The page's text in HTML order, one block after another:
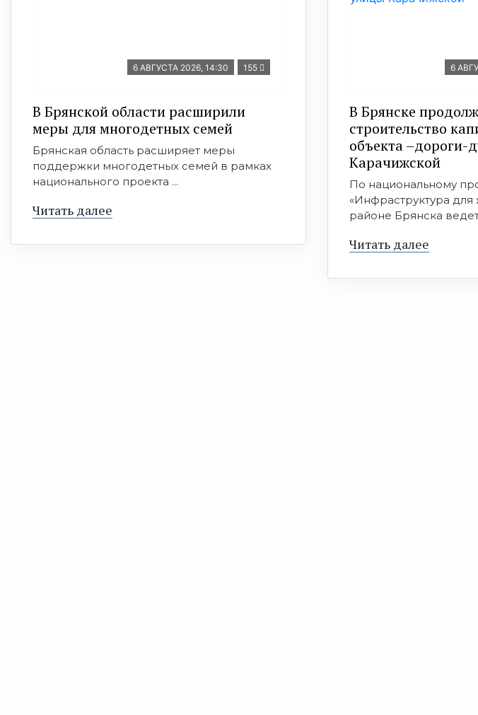
6 АВГУСТА 2026, 14:30 155
В Брянской области расширили
меры для многодетных семей
Брянская область расширяет меры
поддержки многодетных семей в рамках
национального проекта ...
Читать далее
6
В Брянске
строительство
объекта –дороги-
Карачижской
По национальному
«Инфраструктура
районе Брянска
Читать далее